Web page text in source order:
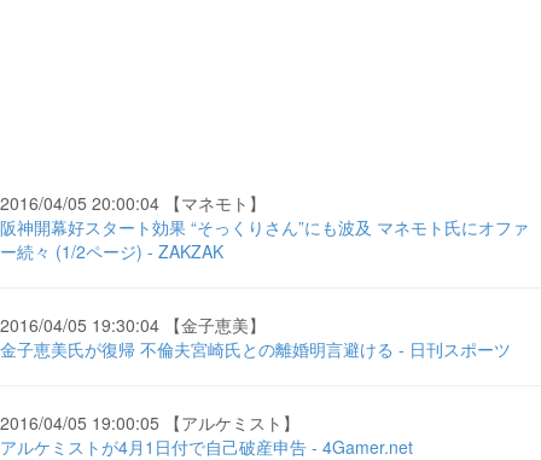
2016/04/05 20:00:04 【マネモト】
阪神開幕好スタート効果 “そっくりさん”にも波及 マネモト氏にオファ
ー続々 (1/2ページ) - ZAKZAK
2016/04/05 19:30:04 【金子恵美】
金子恵美氏が復帰 不倫夫宮崎氏との離婚明言避ける - 日刊スポーツ
2016/04/05 19:00:05 【アルケミスト】
アルケミストが4月1日付で自己破産申告 - 4Gamer.net